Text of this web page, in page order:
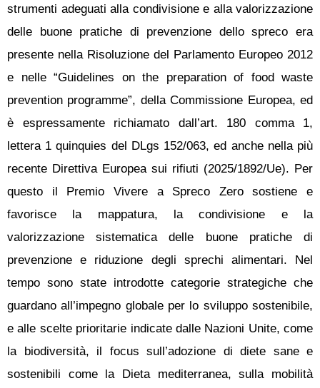
strumenti adeguati alla condivisione e alla valorizzazione
delle buone pratiche di prevenzione dello spreco era
presente nella Risoluzione del Parlamento Europeo 2012
e nelle “Guidelines on the preparation of food waste
prevention programme”, della Commissione Europea, ed
è espressamente richiamato dall’art. 180 comma 1,
lettera 1 quinquies del DLgs 152/063, ed anche nella più
recente Direttiva Europea sui rifiuti (2025/1892/Ue). Per
questo il Premio Vivere a Spreco Zero sostiene e
favorisce la mappatura, la condivisione e la
valorizzazione sistematica delle buone pratiche di
prevenzione e riduzione degli sprechi alimentari. Nel
tempo sono state introdotte categorie strategiche che
guardano all’impegno globale per lo sviluppo sostenibile,
e alle scelte prioritarie indicate dalle Nazioni Unite, come
la biodiversità, il focus sull’adozione di diete sane e
sostenibili come la Dieta mediterranea, sulla mobilità